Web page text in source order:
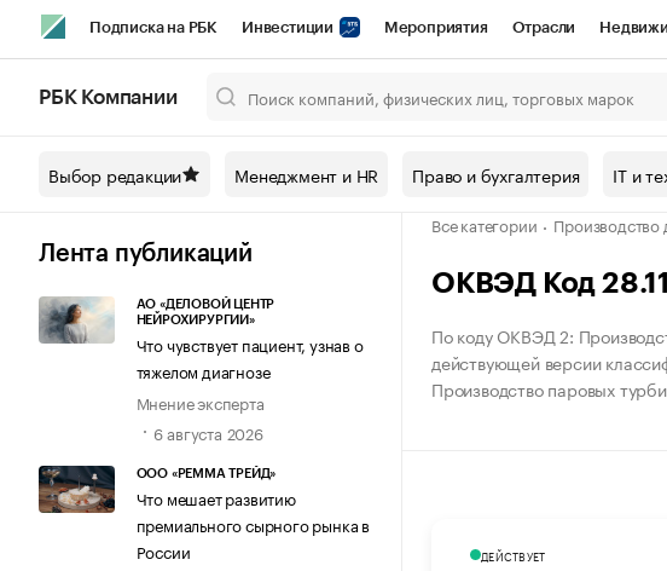
Подписка на РБК Инвестиции Мероприятия Отрасли
Спецпроекты СПб Конференции СПб Спецпроекты Проверка
Технологии и медиа
РБК Компании
Выбор редакции Менеджмент и HR Право и бухгалтерия IT и
Лента публикаций
АО «ДЕЛОВОЙ ЦЕНТР
НЕЙРОХИРУРГИИ»
Что чувствует пациент, узнав о
тяжелом диагнозе
Мнение эксперта
6 августа 2026
ООО «РЕММА ТРЕЙД»
Что мешает развитию
премиального сырного рынка в
России
Все категории Производство
ОКВЭД Код
По коду ОКВЭД 2:
действующей версии
Производство паровых
ДЕЙСТВУЕТ